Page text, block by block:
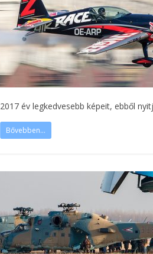
2017 év legkedvesebb képeit, ebből
Bővebben...